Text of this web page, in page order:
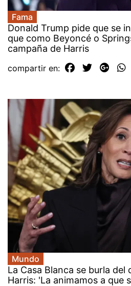
Fama
Donald Trump pide que se
que como Beyoncé o
campaña de Harris
compartir en:
Mundo
La Casa Blanca se burla del
Harris: 'La animamos a que